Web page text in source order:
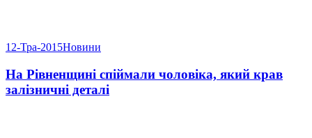
12-Тра-2015Новини
На Рівненщині спіймали чоловіка, який крав
залізничні деталі